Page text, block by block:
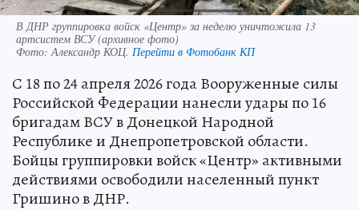
В ДНР группировка войск «Центр» за неделю уничтожила 13
артсистем ВСУ (архивное фото)
Фото: Александр КОЦ. Перейти в Фотобанк КП
С 18 по 24 апреля 2026 года Вооруженные силы
Российской Федерации нанесли удары по 16
бригадам ВСУ в Донецкой Народной
Республике и Днепропетровской области.
Бойцы группировки войск «Центр» активными
действиями освободили населенный пункт
Гришино в ДНР.